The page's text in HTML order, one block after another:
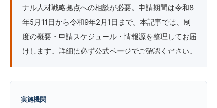
ナル人材戦略拠点への相談が必要。申請期間は令和8
年5月11日から令和9年2月1日まで。本記事では、制
度の概要・申請スケジュール・情報源を整理してお届
けします。詳細は必ず公式ページでご確認ください。
実施機関